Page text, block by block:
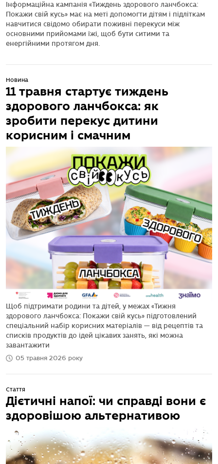
Інформаційна кампанія «Тиждень здорового ланчбокса:
Покажи свій кусь» має на меті допомогти дітям і підліткам
навчитися свідомо обирати поживні перекуси між
основними прийомами їжі, щоб бути ситими та
енергійними протягом дня.
Новина
11 травня стартує тиждень
здорового ланчбокса: як
зробити перекус дитини
корисним і смачним
Щоб підтримати родини та дітей, у межах «Тижня
здорового ланчбокса: Покажи свій кусь» підготовлений
спеціальний набір корисних матеріалів — від рецептів та
списків продуктів до ідей цікавих занять, які можна
завантажити
05 травня 2026 року
Стаття
Дієтичні напої: чи справді вони є
здоровішою альтернативою